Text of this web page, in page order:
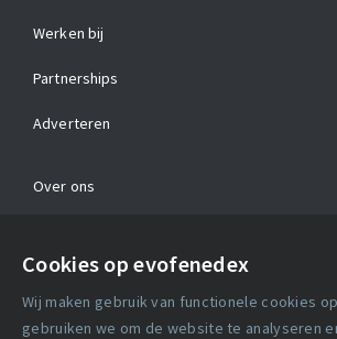
Cookies op evofenedex
Wij maken gebruik van functionele cookies
gebruiken we om de website te analyseren
Werken bij
Partnerships
Adverteren
Over ons
Algemene voorwaarden
Cookie verklaring